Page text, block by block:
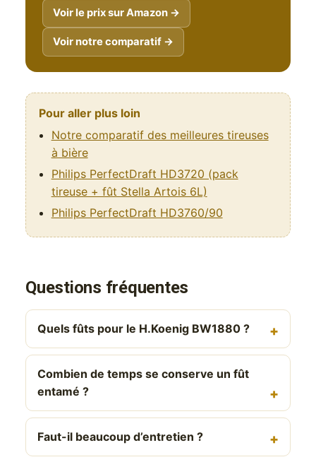
Voir le prix sur Amazon →
Voir notre comparatif →
Pour aller plus loin
Notre comparatif des meilleures tireuses
à bière
Philips PerfectDraft HD3720 (pack
tireuse + fût Stella Artois 6L)
Philips PerfectDraft HD3760/90
Questions fréquentes
Quels fûts pour le H.Koenig BW1880 ?
Combien de temps se conserve un fût
entamé ?
Faut-il beaucoup d’entretien ?